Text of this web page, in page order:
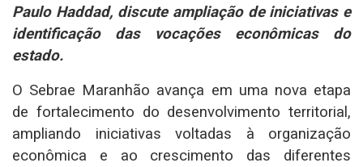
Paulo Haddad, discute ampliação de iniciativas e
identificação das vocações econômicas do
estado.
O Sebrae Maranhão avança em uma nova etapa
de fortalecimento do desenvolvimento territorial,
ampliando iniciativas voltadas à organização
econômica e ao crescimento das diferentes